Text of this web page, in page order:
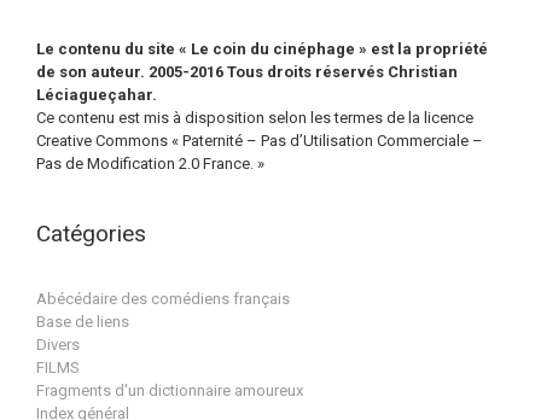
Le contenu du site « Le coin du cinéphage » est la propriété
de son auteur. 2005-2016 Tous droits réservés Christian
Léciagueçahar.
Ce contenu est mis à disposition selon les termes de la licence
Creative Commons « Paternité – Pas d’Utilisation Commerciale –
Pas de Modification 2.0 France. »
Catégories
Abécédaire des comédiens français
Base de liens
Divers
FILMS
Fragments d'un dictionnaire amoureux
Index général